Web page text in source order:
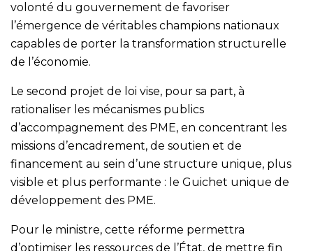
volonté du gouvernement de favoriser
l’émergence de véritables champions nationaux
capables de porter la transformation structurelle
de l’économie.
Le second projet de loi vise, pour sa part, à
rationaliser les mécanismes publics
d’accompagnement des PME, en concentrant les
missions d’encadrement, de soutien et de
financement au sein d’une structure unique, plus
visible et plus performante : le Guichet unique de
développement des PME.
Pour le ministre, cette réforme permettra
d’optimiser les ressources de l’État, de mettre fin